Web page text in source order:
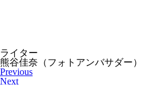
ライター
熊谷佳奈（フォトアンバサダー）
Previous
Next